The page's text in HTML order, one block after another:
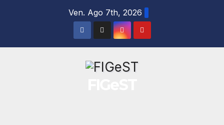
Ven. Ago 7th, 2026